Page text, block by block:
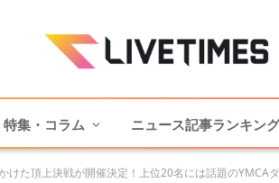
特集・コラム ニュース記事ランキング
けた頂上決戦が開催決定！上位20名には話題のYMCA